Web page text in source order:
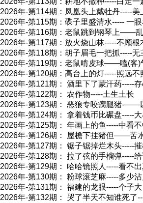
2026年-第114期：凤凰头上戴牡丹-----美
2026年-第115期：碟子里盛清水----- 一
2026年-第116期：老鼠跳到钢琴上――
2026年-第117期：放火烧山林-----不顾根
2026年-第118期：胡子眉毛一把抓-----无
2026年-第119期：老鼠啃皮球――嗑(客)
2026年-第120期：高台上的灯-----照远不
2026年-第121期： 酒里下了蒙汗药-----存
2026年-第122期： 农作物-----土生土长
2026年-第123期： 恶狼专咬瘸腿猪-—―
2026年-第124期： 拿着钱币比碾盘-----
2026年-第125期： 年画上的鱼-----中看
2026年-第126期： 屋檐下挂猪但――苦
2026年-第127期： 锯子锯掉烂木头-----
2026年-第128期： 拉了弦的手榴弹-----
2026年-第129期： 哈哈镜照人-----看不
2026年-第130期： 粉球滚芝麻-----多少沾
2026年-第131期： 福建的龙眼-----个子大
2026年-第132期： 哭了半天不知谁死了